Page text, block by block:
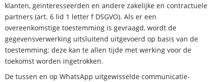
klanten, geïnteresseerden en andere zakelijke en contractuele
partners (art. 6 lid 1 letter f DSGVO). Als er een
overeenkomstige toestemming is gevraagd, wordt de
gegevensverwerking uitsluitend uitgevoerd op basis van de
toestemming; deze kan te allen tijde met werking voor de
toekomst worden ingetrokken.
De tussen en op WhatsApp uitgewisselde communicatie-